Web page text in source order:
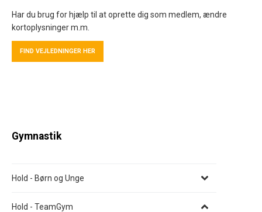
Har du brug for hjælp til at oprette dig som medlem, ændre
kortoplysninger m.m.
FIND VEJLEDNINGER HER
Gymnastik
Hold - Børn og Unge
Hold - TeamGym